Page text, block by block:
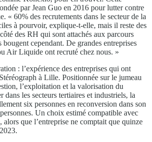
par Jean Guo en 2016 pour lutter contre
« 60% des recrutements dans le secteur de la
à pourvoir, explique-t-elle, mais il reste des
des RH qui sont attachés aux parcours
bougent cependant. De grandes entreprises
Air Liquide ont recruté chez nous. »
: l’expérience des entreprises qui ont
à Lille. Positionnée sur le jumeau
l’exploitation et la valorisation du
les secteurs tertiaires et industriels, la
six personnes en reconversion dans son
Un choix estimé compatible avec
alors que l’entreprise ne comptait que quinze